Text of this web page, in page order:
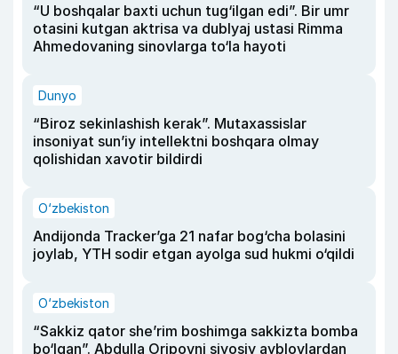
“U boshqalar baxti uchun tug‘ilgan edi”. Bir umr
otasini kutgan aktrisa va dublyaj ustasi Rimma
Ahmedovaning sinovlarga to‘la hayoti
Dunyo
“Biroz sekinlashish kerak”. Mutaxassislar
insoniyat sun’iy intellektni boshqara olmay
qolishidan xavotir bildirdi
O‘zbekiston
Andijonda Tracker’ga 21 nafar bog‘cha bolasini
joylab, YTH sodir etgan ayolga sud hukmi o‘qildi
O‘zbekiston
“Sakkiz qator she’rim boshimga sakkizta bomba
bo‘lgan”. Abdulla Oripovni siyosiy ayblovlardan